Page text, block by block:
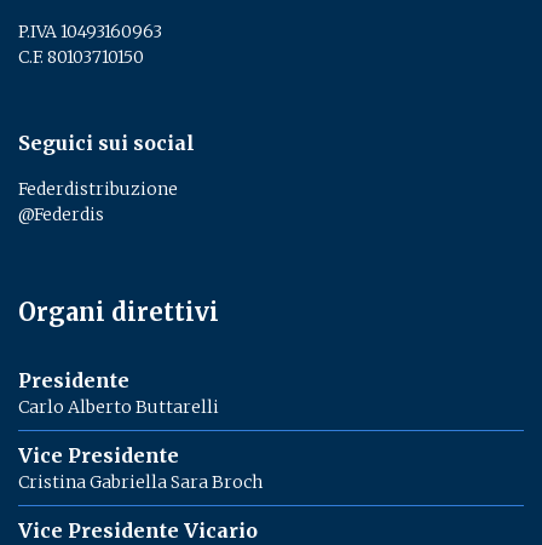
P.IVA 10493160963
C.F. 80103710150
Seguici sui social
Federdistribuzione
@Federdis
Organi direttivi
Presidente
Carlo Alberto Buttarelli
Vice Presidente
Cristina Gabriella Sara Broch
Vice Presidente Vicario